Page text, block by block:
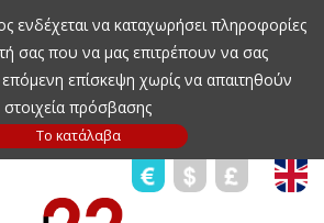
ενδέχεται να καταχωρήσει πληροφορίες
σας που να μας επιτρέπουν να σας
επίσκεψη χωρίς να απαιτηθούν
στοιχεία πρόσβασης